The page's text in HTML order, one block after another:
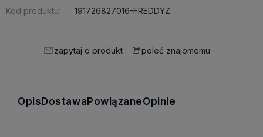
Kod produktu:
191726827016-FREDDYZ
zapytaj o produkt poleć znajomemu
OpisDostawaPowiązaneOpinie